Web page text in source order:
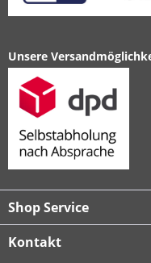
Unsere
Shop Service
Kontakt